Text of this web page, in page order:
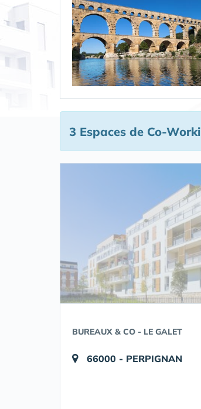
3 Espaces de Co-
BUREAUX & CO - LE GALET
66000 - PERPIGNAN